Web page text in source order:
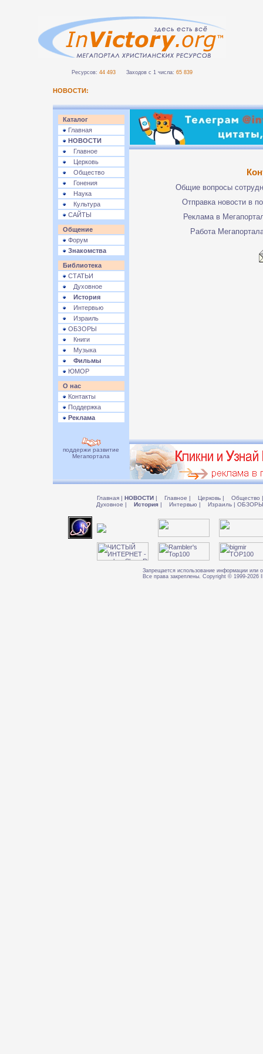
Ресурсов: 44 493 Заходов с 1 числа: 65 839
НОВОСТИ:
Каталог
Главная
НОВОСТИ
Главное
Церковь
Общество
Гонения
Наука
Культура
САЙТЫ
Общение
Форум
Знакомства
Библиотека
СТАТЬИ
Духовное
История
Интервью
Израиль
ОБЗОРЫ
Книги
Музыка
Фильмы
ЮМОР
О нас
Контакты
Поддержка
Реклама
Общие вопросы
Отправка новости в
Реклама в
Работа
поддержи развитие
Мегапортала
Главная | НОВОСТИ | Главное | Церковь | Общество |
Духовное | История | Интервью | Израиль |
Запрещается использование информации или
Все права закреплены. Copyright © 1999-